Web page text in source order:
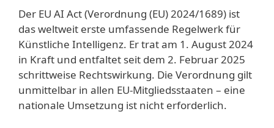
Der EU AI Act (Verordnung (EU) 2024/1689) ist
das weltweit erste umfassende Regelwerk für
Künstliche Intelligenz. Er trat am 1. August 2024
in Kraft und entfaltet seit dem 2. Februar 2025
schrittweise Rechtswirkung. Die Verordnung gilt
unmittelbar in allen EU-Mitgliedsstaaten – eine
nationale Umsetzung ist nicht erforderlich.